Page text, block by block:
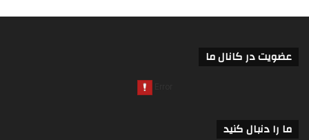
عضویت در کانال ما
ما را دنبال کنید